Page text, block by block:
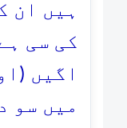
ہیں ان
کی سی
اگیں
میں سو